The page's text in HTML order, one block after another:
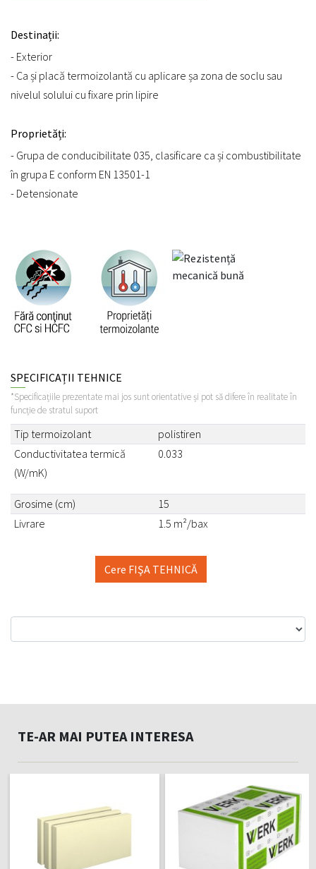
Destinații:
- Exterior
- Ca și placă termoizolantă cu aplicare șa zona de soclu sau
nivelul solului cu fixare prin lipire
Proprietăți:
- Grupa de conducibilitate 035, clasificare ca și combustibilitate
în grupa E conform EN 13501-1
- Detensionate
SPECIFICAȚII TEHNICE
*Specificațiile prezentate mai jos sunt orientative și pot să difere în realitate în
funcție de stratul suport
Tip termoizolant
polistiren
Conductivitatea termică
(W/mK)
0.033
Grosime (cm)
15
Livrare
1.5 m²/bax
Cere FIŞA TEHNICĂ
TE-AR MAI PUTEA INTERESA